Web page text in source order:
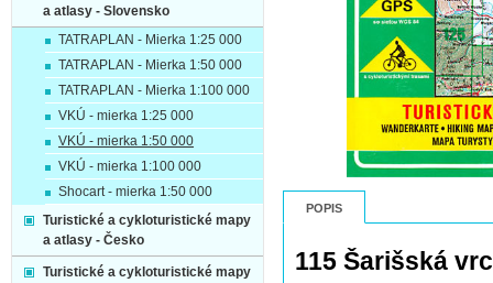
POPIS
115 Šarišská
a atlasy - Slovensko
TATRAPLAN - Mierka 1:25 000
TATRAPLAN - Mierka 1:50 000
TATRAPLAN - Mierka 1:100 000
VKÚ - mierka 1:25 000
VKÚ - mierka 1:50 000
VKÚ - mierka 1:100 000
Shocart - mierka 1:50 000
Turistické a cykloturistické mapy
a atlasy - Česko
Turistické a cykloturistické mapy